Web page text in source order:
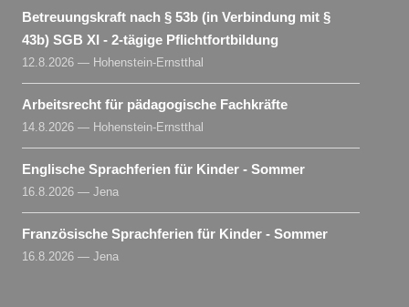
Betreuungskraft nach § 53b (in Verbindung mit §
43b) SGB XI - 2-tägige Pflichtfortbildung
12.8.2026 — Hohenstein-Ernstthal
Arbeitsrecht für pädagogische Fachkräfte
14.8.2026 — Hohenstein-Ernstthal
Englische Sprachferien für Kinder - Sommer
16.8.2026 — Jena
Französische Sprachferien für Kinder - Sommer
16.8.2026 — Jena